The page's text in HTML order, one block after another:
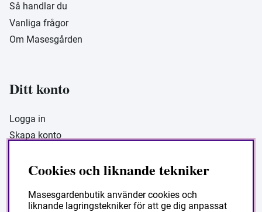
Så handlar du
Vanliga frågor
Om Masesgården
Ditt konto
Logga in
Skapa konto
Cookies och liknande tekniker
Masesgardenbutik använder cookies och
liknande lagringstekniker för att ge dig anpassat